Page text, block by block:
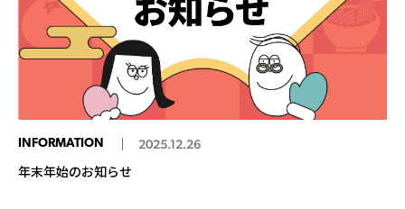
INFORMATION 2025.12.26
年末年始のお知らせ